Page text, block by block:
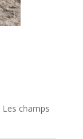
Les champs